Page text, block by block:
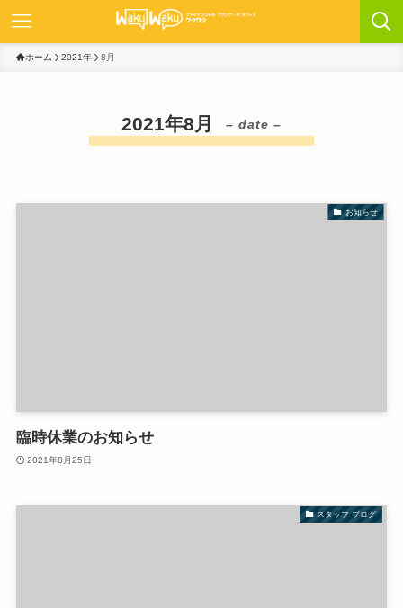
ホーム 2021年 8月
2021年8月 – date –
お知らせ
臨時休業のお知らせ
2021年8月25日
スタッフ ブログ